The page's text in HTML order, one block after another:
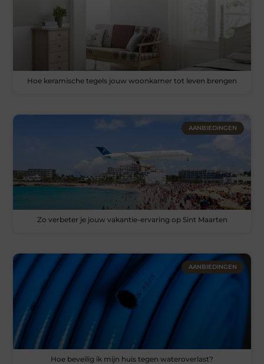
Hoe keramische tegels jouw woonkamer tot leven brengen
AANBIEDINGEN
Zo verbeter je jouw vakantie-ervaring op Sint Maarten
AANBIEDINGEN
Hoe beveilig ik mijn huis tegen wateroverlast?